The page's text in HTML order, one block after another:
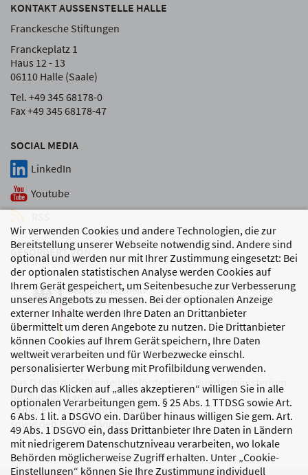
Wir verwenden Cookies und andere Technologien, die zur
Bereitstellung unserer Webseite notwendig sind. Andere sind
optional und werden nur mit Ihrer Zustimmung eingesetzt: Bei
der optionalen statistischen Analyse werden Cookies auf
Ihrem Gerät gespeichert, um Seitenbesuche zur Verbesserung
unseres Angebots zu messen. Bei der optionalen Anzeige
externer Inhalte werden Ihre Daten an Drittanbieter
übermittelt um deren Angebote zu nutzen. Die Drittanbieter
können Cookies auf Ihrem Gerät speichern, Ihre Daten
weltweit verarbeiten und für Werbezwecke einschl.
personalisierter Werbung mit Profilbildung verwenden.
Durch das Klicken auf „alles akzeptieren“ willigen Sie in alle
optionalen Verarbeitungen gem. § 25 Abs. 1 TTDSG sowie Art.
6 Abs. 1 lit. a DSGVO ein. Darüber hinaus willigen Sie gem. Art.
49 Abs. 1 DSGVO ein, dass Drittanbieter Ihre Daten in Ländern
mit niedrigerem Datenschutzniveau verarbeiten, wo lokale
Behörden möglicherweise Zugriff erhalten. Unter „Cookie-
Einstellungen“ können Sie Ihre Zustimmung individuell
SOCIAL MEDIA
LinkedIn
Youtube
KONTAKT AUSSENSTELLE HALLE
Franckesche Stiftungen
Franckeplatz 1
Haus 12 - 13
06110 Halle (Saale)
Tel. +49 345 68178-0
Fax +49 345 68178-47
GEFÖRDERT VON
Das DJI wird größtenteils gefördert vom Bundesministerium
für Bildung, Familie,
Senioren, Frauen und Jugend
sowie den Bundesländern.